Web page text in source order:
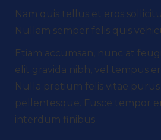
Nam quis tellus et eros
Nullam semper felis quis
Etiam accumsan, nunc at
elit gravida nibh, vel tempus
Nulla pretium felis vitae
pellentesque. Fusce tempor
interdum finibus.